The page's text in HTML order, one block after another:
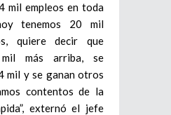
mil empleos en toda
tenemos 20 mil
quiere decir que
más arriba, se
mil y se ganan otros
contentos de la
externó el jefe